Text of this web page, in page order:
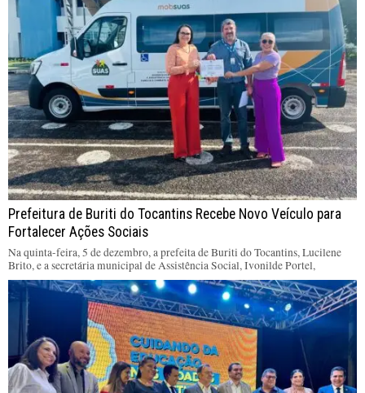
Prefeitura de Buriti do Tocantins Recebe Novo Veículo para
Fortalecer Ações Sociais
Na quinta-feira, 5 de dezembro, a prefeita de Buriti do Tocantins, Lucilene
Brito, e a secretária municipal de Assistência Social, Ivonilde Portel,